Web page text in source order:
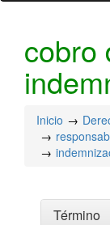
cobro
Inicio
Término